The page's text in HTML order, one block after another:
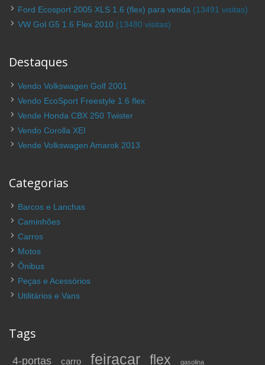
Ford Ecosport 2005 XLS 1.6 (flex) para venda (13491 visitas)
VW Gol G5 1.6 Flex 2010 (13480 visitas)
Destaques
Vendo Volkswagen Golf 2001
Vendo EcoSport Freestyle 1.6 flex
Vende Honda CBX 250 Twister
Vendo Corolla XEI
Vende Volkswagen Amarok 2013
Categorias
Barcos e Lanchas
Caminhões
Carros
Motos
Ônibus
Peças e Acessórios
Utilitários e Vans
Tags
4-portas carro feiracar flex gasolina